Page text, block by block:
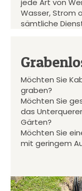
Wasser, Strom
sämtliche
Möchten Sie
graben?
Möchten Sie
das
Gärten?
Möchten Sie
mit geringem